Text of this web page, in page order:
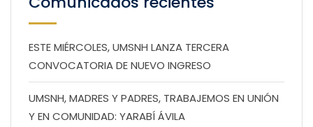
ESTE MIÉRCOLES, UMSNH LANZA TERCERA
CONVOCATORIA DE NUEVO INGRESO
UMSNH, MADRES Y PADRES, TRABAJEMOS EN UNIÓN
Y EN COMUNIDAD: YARABÍ ÁVILA